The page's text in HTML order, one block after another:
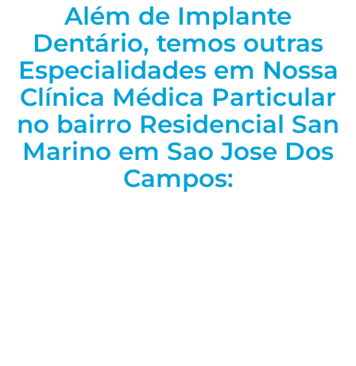
Além de Implante
Dentário, temos outras
Especialidades em Nossa
Clínica Médica Particular
no bairro Residencial San
Marino em Sao Jose Dos
Campos: